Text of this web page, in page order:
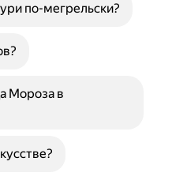
по-мегрельски?
Мороза в